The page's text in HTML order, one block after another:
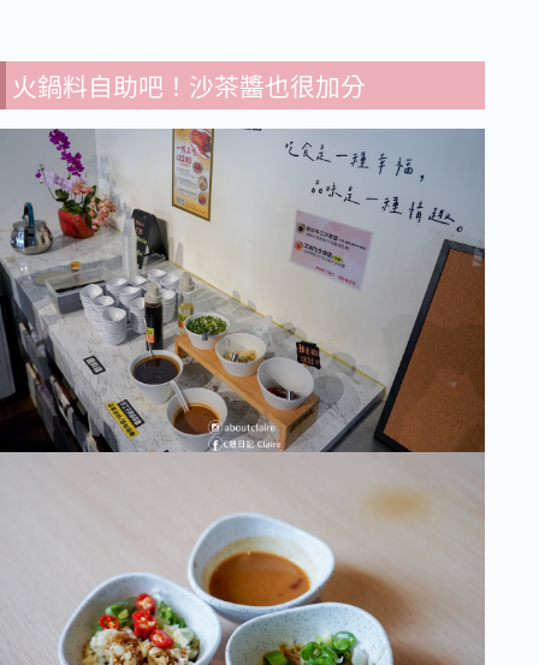
火鍋料自助吧！沙茶醬也很加分